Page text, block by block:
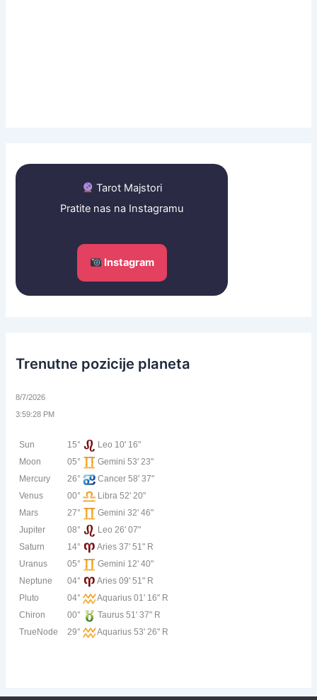
Tarot Majstori
Pratite nas na Instagramu
Instagram
Trenutne pozicije planeta
8/7/2026
3:59:28 PM
Sun 15°
Leo 10' 16"
Moon
05°
Gemini 53' 23"
Mercury
26°
Cancer 58' 37"
Venus
00°
Libra 52' 20"
Mars
27°
Gemini 32' 46"
Jupiter
08°
Leo 26' 07"
Saturn
14°
Aries 37' 51" R
Uranus
05°
Gemini 12' 40"
Neptune
04°
Aries 09' 51" R
Pluto
04°
Aquarius 01' 16" R
Chiron
00°
Taurus 51' 37" R
TrueNode
29° Aquarius 53' 26" R